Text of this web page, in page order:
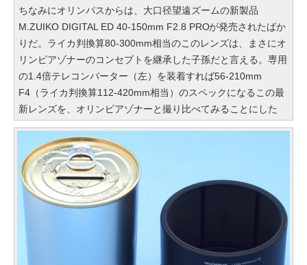
ちなみにオリンパスからは、大口径望遠ズームの新製品
M.ZUIKO DIGITAL ED 40-150mm F2.8 PROが発売されたばか
りだ。ライカ判換算80-300mm相当のこのレンズは、まさにオ
リンピアゾナーのコンセプトを継承した子孫だと言える。専用
の1.4倍テレコンバーター（左）を装着すれば56-210mm
F4（ライカ判換算112-420mm相当）のスペックになるこの最
新レンズを、オリンピアゾナーと撮り比べてみることにした